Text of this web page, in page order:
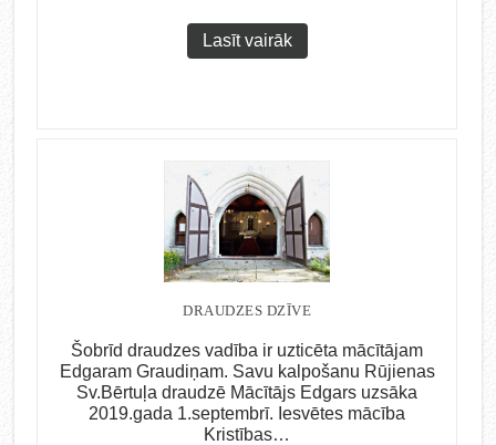
Lasīt vairāk
DRAUDZES DZĪVE
Šobrīd draudzes vadība ir uzticēta mācītājam
Edgaram Graudiņam. Savu kalpošanu Rūjienas
Sv.Bērtuļa draudzē Mācītājs Edgars uzsāka
2019.gada 1.septembrī. Iesvētes mācība
Kristības…